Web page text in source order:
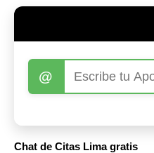
@
Chat de Citas Lima gratis